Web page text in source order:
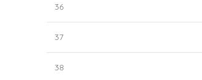
36
37
38